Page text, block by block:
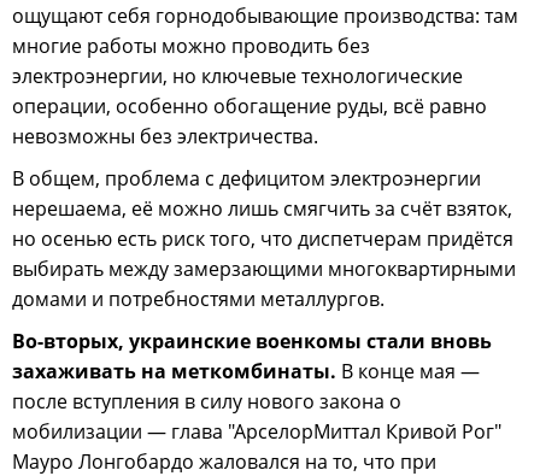
ощущают себя горнодобывающие производства: там
многие работы можно проводить без
электроэнергии, но ключевые технологические
операции, особенно обогащение руды, всё равно
невозможны без электричества.
В общем, проблема с дефицитом электроэнергии
нерешаема, её можно лишь смягчить за счёт взяток,
но осенью есть риск того, что диспетчерам придётся
выбирать между замерзающими многоквартирными
домами и потребностями металлургов.
Во-вторых, украинские военкомы стали вновь
захаживать на меткомбинаты. В конце мая —
после вступления в силу нового закона о
мобилизации — глава "АрселорМиттал Кривой Рог"
Мауро Лонгобардо жаловался на то, что при